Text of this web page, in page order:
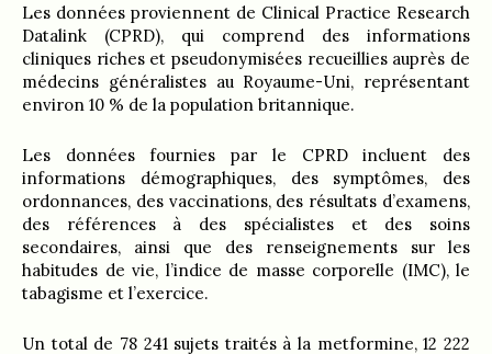
Les données proviennent de Clinical Practice Research
Datalink (CPRD), qui comprend des informations
cliniques riches et pseudonymisées recueillies auprès de
médecins généralistes au Royaume-Uni, représentant
environ 10 % de la population britannique.
Les données fournies par le CPRD incluent des
informations démographiques, des symptômes, des
ordonnances, des vaccinations, des résultats d’examens,
des références à des spécialistes et des soins
secondaires, ainsi que des renseignements sur les
habitudes de vie, l’indice de masse corporelle (IMC), le
tabagisme et l’exercice.
Un total de 78 241 sujets traités à la metformine, 12 222